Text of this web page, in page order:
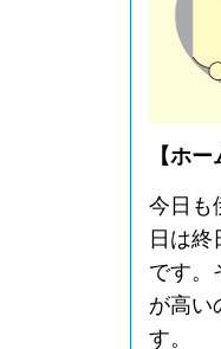
【ホー
今日も
日は
です。
が高い
す。